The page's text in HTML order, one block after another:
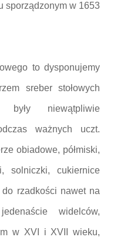
sporządzonym w 1653
to dysponujemy
sreber stołowych
niewątpliwie
ważnych uczt.
obiadowe, półmiski,
solniczki, cukiernice
rzadkości nawet na
widelców,
w XVI i XVII wieku,